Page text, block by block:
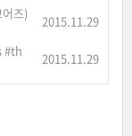
즈)
2015.11.29
#th
2015.11.29